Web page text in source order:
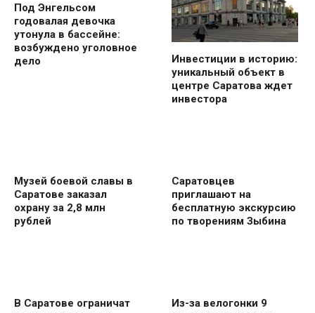
Под Энгельсом
годовалая девочка
утонула в бассейне:
возбуждено уголовное
дело
Инвестиции в историю:
уникальный объект в
центре Саратова ждет
инвестора
Музей боевой славы в
Саратове заказал
охрану за 2,8 млн
рублей
Саратовцев
приглашают на
бесплатную экскурсию
по творениям Зыбина
В Саратове ограничат
Из-за велогонки 9